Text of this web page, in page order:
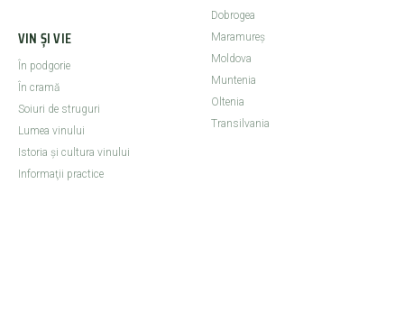
VIN ȘI VIE
În podgorie
În cramă
Soiuri de struguri
Lumea vinului
Istoria şi cultura vinului
Informaţii practice
Dobrogea
Maramureş
Moldova
Muntenia
Oltenia
Transilvania